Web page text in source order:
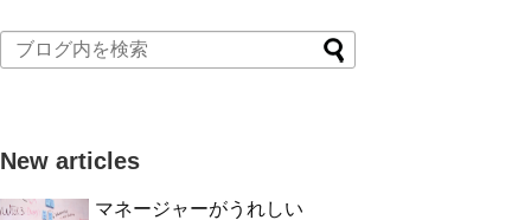
New articles
マネージャーがうれしい